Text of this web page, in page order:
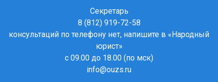
Секретарь
8 (812) 919-72-58
консультаций по телефону нет, напишите в «Народный
юрист»
с 09.00 до 18.00 (по мск)
info@ouzs.ru